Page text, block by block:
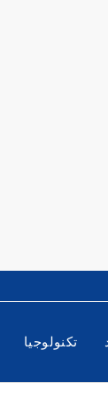
تكنولوجيا